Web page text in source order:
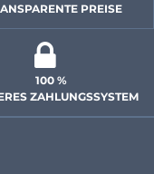
PREISE
100 %
ZAHLUNGSSYSTEM